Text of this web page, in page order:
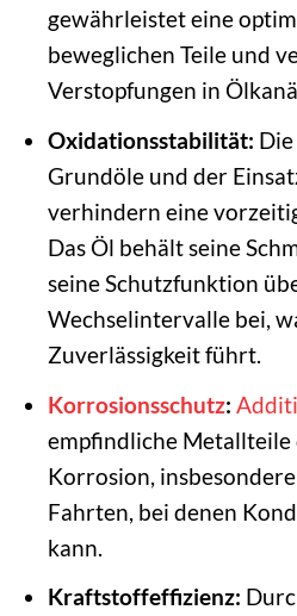
gewährleistet eine
beweglichen Teile und
Verstopfungen in
Oxidationsstabilität:
Grundöle und der
verhindern eine
Das Öl behält seine
seine Schutzfunktion
Wechselintervalle bei,
Zuverlässigkeit führt.
Korrosionsschutz:
empfindliche
Korrosion,
Fahrten, bei denen
kann.
Kraftstoffeffizienz: